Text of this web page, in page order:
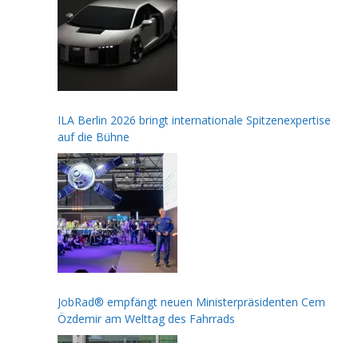
ILA Berlin 2026 bringt internationale Spitzenexpertise
auf die Bühne
JobRad® empfängt neuen Ministerpräsidenten Cem
Özdemir am Welttag des Fahrrads